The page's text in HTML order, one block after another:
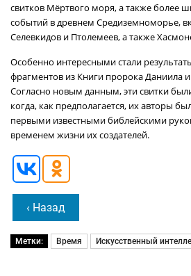
свитков Мёртвого моря, а также более
событий в древнем Средиземноморье,
Селевкидов и Птолемеев, а также
Особенно интересными стали
фрагментов из Книги пророка Даниила и
Согласно новым данным, эти свитки
когда, как предполагается, их авторы
первыми известными библейскими
временем жизни их создателей.
‹ Назад
Метки: Время Искусственный